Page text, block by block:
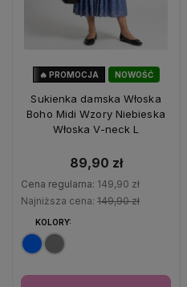
NOWOŚĆ
🔥 PROMOCJA
Sukienka damska Włoska
Boho Midi Wzory Niebieska
Włoska V-neck L
89,90 zł
Cena regularna: 149,90 zł
Najniższa cena: 149,90 zł
KOLORY: